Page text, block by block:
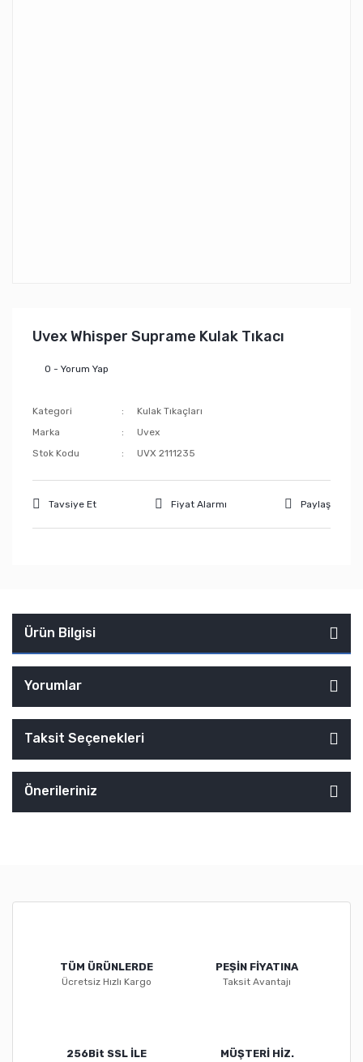
Uvex Whisper Suprame Kulak Tıkacı
0 - Yorum Yap
Kategori
Kulak Tıkaçları
Marka
Uvex
Stok Kodu
UVX 2111235
Tavsiye Et Fiyat Alarmı Paylaş
Ürün Bilgisi
Yorumlar
Taksit Seçenekleri
Önerileriniz
TÜM ÜRÜNLERDE
Ücretsiz Hızlı Kargo
PEŞİN FİYATINA
Taksit Avantajı
256Bit SSL İLE MÜŞTERİ HİZ.